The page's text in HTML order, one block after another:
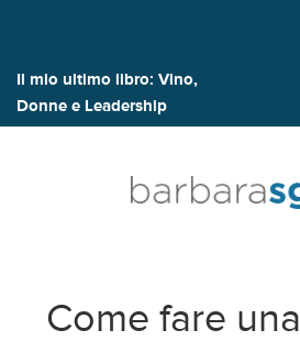
Il mio ultimo libro: Vino,
Donne e Leadership
Come fare una